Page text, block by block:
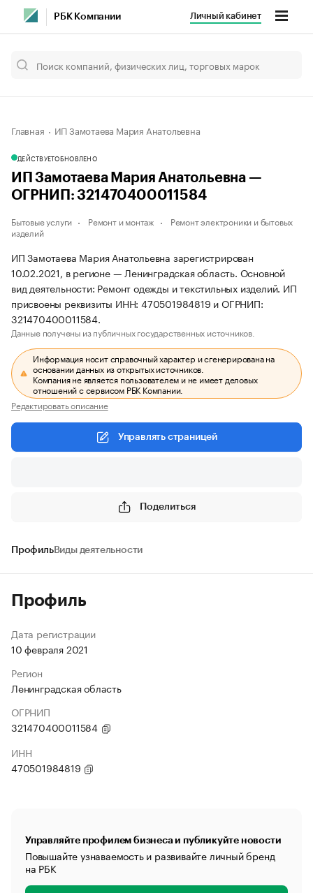
РБК Компании Личный кабинет
Главная ИП Замотаева Мария Анатольевна
ДЕЙСТВУЕТОБНОВЛЕНО
ИП Замотаева Мария Анатольевна —
ОГРНИП: 321470400011584
Бытовые услуги Ремонт и монтаж
Ремонт электроники и бытовых
изделий
ИП Замотаева Мария Анатольевна зарегистрирован
10.02.2021, в регионе — Ленинградская область. Основной
вид деятельности: Ремонт одежды и текстильных изделий. ИП
присвоены реквизиты ИНН: 470501984819 и ОГРНИП:
321470400011584.
Данные получены из публичных государственных источников.
Информация носит справочный характер и сгенерирована на
основании данных из открытых источников.
Компания не является пользователем и не имеет деловых
отношений с сервисом РБК Компании.
Редактировать описание
Управлять страницей
Поделиться
ПрофильВиды деятельности
Профиль
Дата регистрации
10 февраля 2021
Регион
Ленинградская область
ОГРНИП
321470400011584
ИНН
470501984819
Управляйте профилем бизнеса и публикуйте новости
Повышайте узнаваемость и развивайте личный бренд
на РБК